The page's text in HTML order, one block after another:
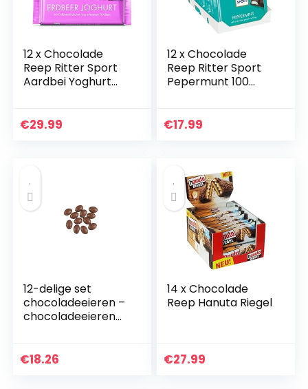
12 x Chocolade
Reep Ritter Sport
Aardbei Yoghurt
€29.99
12 x Chocolade
Reep Ritter Sport
Pepermunt 100
€17.99
12-delige set
chocoladeeieren –
chocoladeeieren
paaseieren, eieren,
€18.26
14 x Chocolade
Reep Hanuta Riegel
€27.99